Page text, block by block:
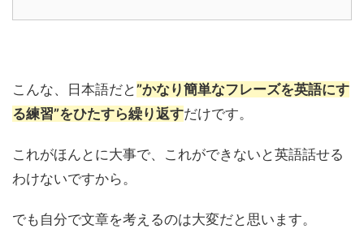
こんな、日本語だと”かなり簡単なフレーズを英語にす
る練習”をひたすら繰り返すだけです。
これがほんとに大事で、これができないと英語話せる
わけないですから。
でも自分で文章を考えるのは大変だと思います。